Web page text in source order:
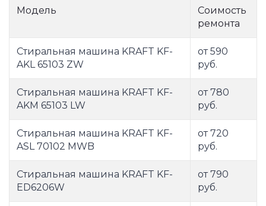
Модель
Соимость
ремонта
Стиральная машина KRAFT KF-
AKL 65103 ZW
от 590
руб.
Стиральная машина KRAFT KF-
AKM 65103 LW
от 780
руб.
Стиральная машина KRAFT KF-
ASL 70102 MWB
от 720
руб.
Стиральная машина KRAFT KF-
ED6206W
от 790
руб.